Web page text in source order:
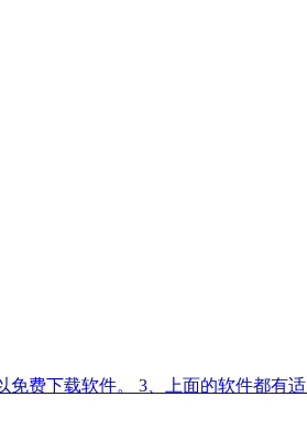
费下载软件。 3、上面的软件都有